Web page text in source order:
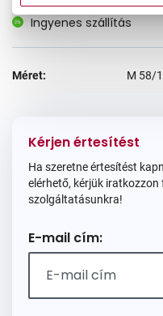
Online
Ingyenes szállítás
Méret: M 58/
Kérjen értesítést
Ha szeretne értesítést
elérhető, kérjük iratkozzon
szolgáltatásunkra!
E-mail cím: